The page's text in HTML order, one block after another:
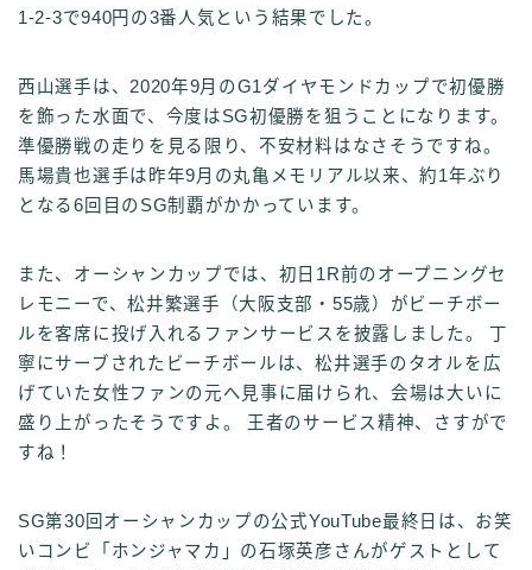
1-2-3で940円の3番人気という結果でした。
西山選手は、2020年9月のG1ダイヤモンドカップで初優勝
を飾った水面で、今度はSG初優勝を狙うことになります。
準優勝戦の走りを見る限り、不安材料はなさそうですね。
馬場貴也選手は昨年9月の丸亀メモリアル以来、約1年ぶり
となる6回目のSG制覇がかかっています。
また、オーシャンカップでは、初日1R前のオープニングセ
レモニーで、松井繁選手（大阪支部・55歳）がビーチボー
ルを客席に投げ入れるファンサービスを披露しました。 丁
寧にサーブされたビーチボールは、松井選手のタオルを広
げていた女性ファンの元へ見事に届けられ、会場は大いに
盛り上がったそうですよ。 王者のサービス精神、さすがで
すね！
SG第30回オーシャンカップの公式YouTube最終日は、お笑
いコンビ「ホンジャマカ」の石塚英彦さんがゲストとして